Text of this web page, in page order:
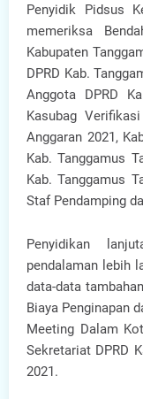
Penyidik Pidsus
memeriksa
Kabupaten
DPRD Kab.
Anggota DPRD
Kasubag
Anggaran 2021,
Kab. Tanggamus
Kab. Tanggamus
Staf Pendamping
Penyidikan
pendalaman lebih
data-data
Biaya Penginapan
Meeting Dalam
Sekretariat DPRD
2021.